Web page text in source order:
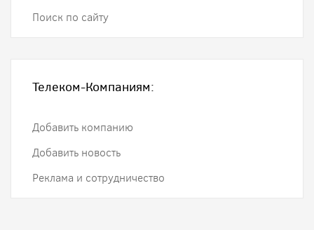
Поиск по сайту
Телеком-Компаниям:
Добавить компанию
Добавить новость
Реклама и сотрудничество